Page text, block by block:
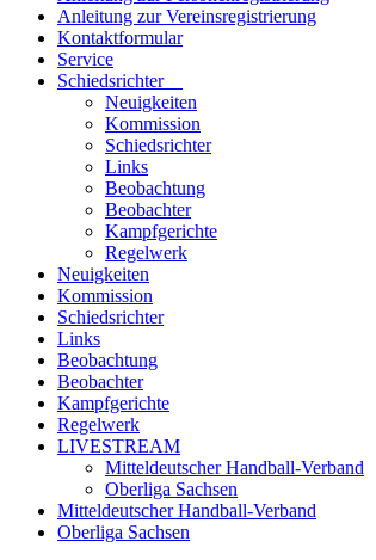
Anleitung zur Vereinsregistrierung
Kontaktformular
Service
Schiedsrichter
Neuigkeiten
Kommission
Schiedsrichter
Links
Beobachtung
Beobachter
Kampfgerichte
Regelwerk
Neuigkeiten
Kommission
Schiedsrichter
Links
Beobachtung
Beobachter
Kampfgerichte
Regelwerk
LIVESTREAM
Mitteldeutscher Handball-Verband
Oberliga Sachsen
Mitteldeutscher Handball-Verband
Oberliga Sachsen